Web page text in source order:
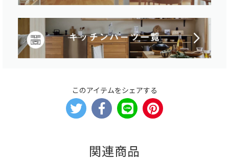
このアイテムをシェアする
関連商品